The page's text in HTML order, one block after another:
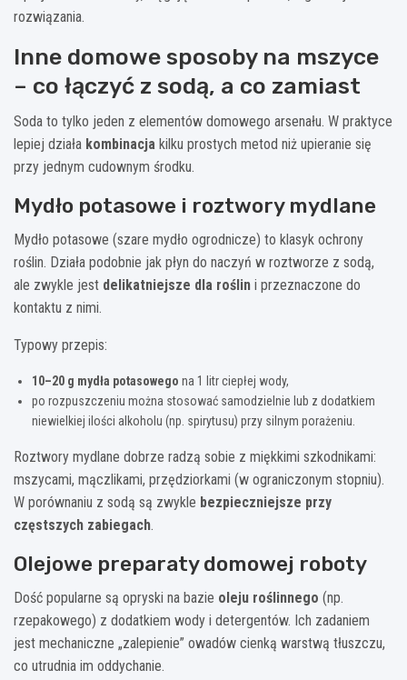
rozwiązania.
Inne domowe sposoby na mszyce
– co łączyć z sodą, a co zamiast
Soda to tylko jeden z elementów domowego arsenału. W praktyce
lepiej działa kombinacja kilku prostych metod niż upieranie się
przy jednym cudownym środku.
Mydło potasowe i roztwory mydlane
Mydło potasowe (szare mydło ogrodnicze) to klasyk ochrony
roślin. Działa podobnie jak płyn do naczyń w roztworze z sodą,
ale zwykle jest delikatniejsze dla roślin i przeznaczone do
kontaktu z nimi.
Typowy przepis:
10–20 g mydła potasowego na 1 litr ciepłej wody,
po rozpuszczeniu można stosować samodzielnie lub z dodatkiem
niewielkiej ilości alkoholu (np. spirytusu) przy silnym porażeniu.
Roztwory mydlane dobrze radzą sobie z miękkimi szkodnikami:
mszycami, mączlikami, przędziorkami (w ograniczonym stopniu).
W porównaniu z sodą są zwykle bezpieczniejsze przy
częstszych zabiegach.
Olejowe preparaty domowej roboty
Dość popularne są opryski na bazie oleju roślinnego (np.
rzepakowego) z dodatkiem wody i detergentów. Ich zadaniem
jest mechaniczne „zalepienie” owadów cienką warstwą tłuszczu,
co utrudnia im oddychanie.